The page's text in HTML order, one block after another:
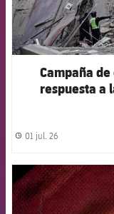
Campaña
respuesta a
label.share.clock
01 jul. 26